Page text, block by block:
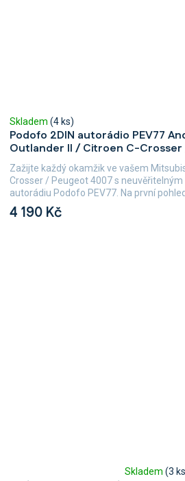
Podofo 2DIN autorádio PEV77
Outlander II / Citroen C-
Skladem (4 ks)
4 190 Kč
Zažijte každý okamžik ve vašem
Crosser / Peugeot 4007 s neuvěřitelným
autorádiu Podofo PEV77. Na první pohled
Skladem (3